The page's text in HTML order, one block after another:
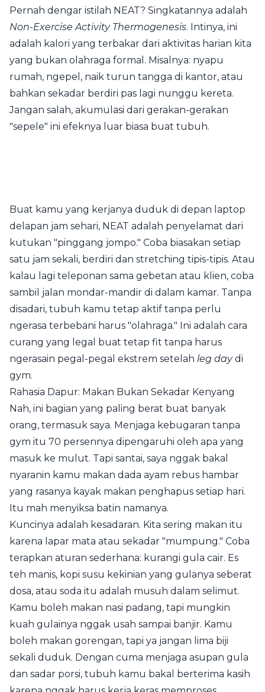
Pernah dengar istilah NEAT? Singkatannya adalah
Non-Exercise Activity Thermogenesis. Intinya, ini
adalah kalori yang terbakar dari aktivitas harian kita
yang bukan olahraga formal. Misalnya: nyapu
rumah, ngepel, naik turun tangga di kantor, atau
bahkan sekadar berdiri pas lagi nunggu kereta.
Jangan salah, akumulasi dari gerakan-gerakan
"sepele" ini efeknya luar biasa buat tubuh.
Buat kamu yang kerjanya duduk di depan laptop
delapan jam sehari, NEAT adalah penyelamat dari
kutukan "pinggang jompo." Coba biasakan setiap
satu jam sekali, berdiri dan stretching tipis-tipis. Atau
kalau lagi teleponan sama gebetan atau klien, coba
sambil jalan mondar-mandir di dalam kamar. Tanpa
disadari, tubuh kamu tetap aktif tanpa perlu
ngerasa terbebani harus "olahraga." Ini adalah cara
curang yang legal buat tetap fit tanpa harus
ngerasain pegal-pegal ekstrem setelah leg daydi
gym.
Rahasia Dapur: Makan Bukan Sekadar Kenyang
Nah, ini bagian yang paling berat buat banyak
orang, termasuk saya. Menjaga kebugaran tanpa
gym itu 70 persennya dipengaruhi oleh apa yang
masuk ke mulut. Tapi santai, saya nggak bakal
nyaranin kamu makan dada ayam rebus hambar
yang rasanya kayak makan penghapus setiap hari.
Itu mah menyiksa batin namanya.
Kuncinya adalah kesadaran. Kita sering makan itu
karena lapar mata atau sekadar "mumpung." Coba
terapkan aturan sederhana: kurangi gula cair. Es
teh manis, kopi susu kekinian yang gulanya seberat
dosa, atau soda itu adalah musuh dalam selimut.
Kamu boleh makan nasi padang, tapi mungkin
kuah gulainya nggak usah sampai banjir. Kamu
boleh makan gorengan, tapi ya jangan lima biji
sekali duduk. Dengan cuma menjaga asupan gula
dan sadar porsi, tubuh kamu bakal berterima kasih